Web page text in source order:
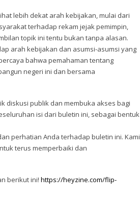
lebih dekat arah kebijakan, mulai dari
terhadap rekam jejak pemimpin,
topik ini tentu bukan tanpa alasan.
arah kebijakan dan asumsi-asumsi yang
bahwa pemahaman tentang
negeri ini dan bersama
diskusi publik dan membuka akses bagi
isi dari buletin ini, sebagai bentuk
perhatian Anda terhadap buletin ini. Kami
terus memperbaiki dan
berikut ini! https://heyzine.com/flip-